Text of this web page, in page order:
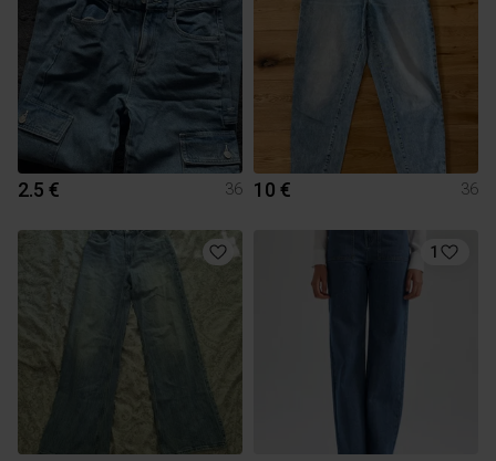
2.5 € 36 10 € 36
1